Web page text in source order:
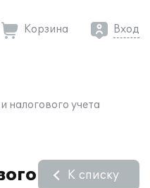
Корзина Вход
налогового учета
К списку